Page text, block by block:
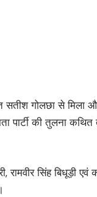
सतीश गोलछा से मिला
पार्टी की तुलना कथित
रामवीर सिंह बिधूड़ी